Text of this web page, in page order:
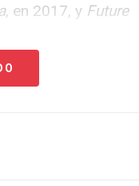
, en 2017, y Future
singles en